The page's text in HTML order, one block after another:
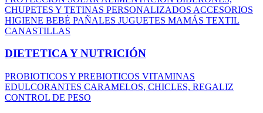
CHUPETES Y TETINAS PERSONALIZADOS ACCESORIOS
HIGIENE BEBÉ PAÑALES JUGUETES MAMÁS TEXTIL
CANASTILLAS
DIETETICA Y NUTRICIÓN
PROBIOTICOS Y PREBIOTICOS VITAMINAS
EDULCORANTES CARAMELOS, CHICLES, REGALIZ
CONTROL DE PESO